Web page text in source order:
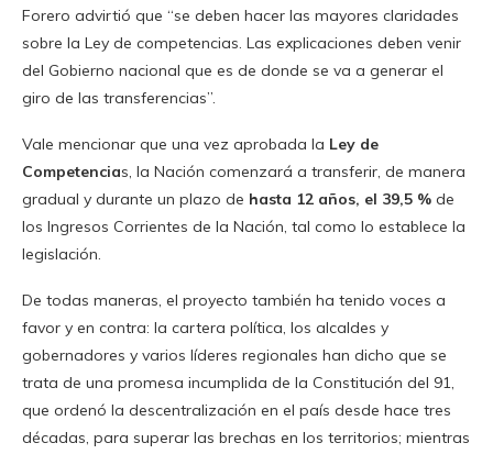
Forero advirtió que “se deben hacer las mayores claridades
sobre la Ley de competencias. Las explicaciones deben venir
del Gobierno nacional que es de donde se va a generar el
giro de las transferencias”.
Vale mencionar que una vez aprobada la Ley de
Competencias, la Nación comenzará a transferir, de manera
gradual y durante un plazo de hasta 12 años, el 39,5 % de
los Ingresos Corrientes de la Nación, tal como lo establece la
legislación.
De todas maneras, el proyecto también ha tenido voces a
favor y en contra: la cartera política, los alcaldes y
gobernadores y varios líderes regionales han dicho que se
trata de una promesa incumplida de la Constitución del 91,
que ordenó la descentralización en el país desde hace tres
décadas, para superar las brechas en los territorios; mientras